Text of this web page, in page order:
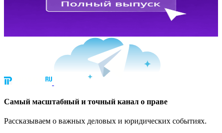
Cамый масштабный и точный канал о праве
Рассказываем о важных деловых и юридических событиях.